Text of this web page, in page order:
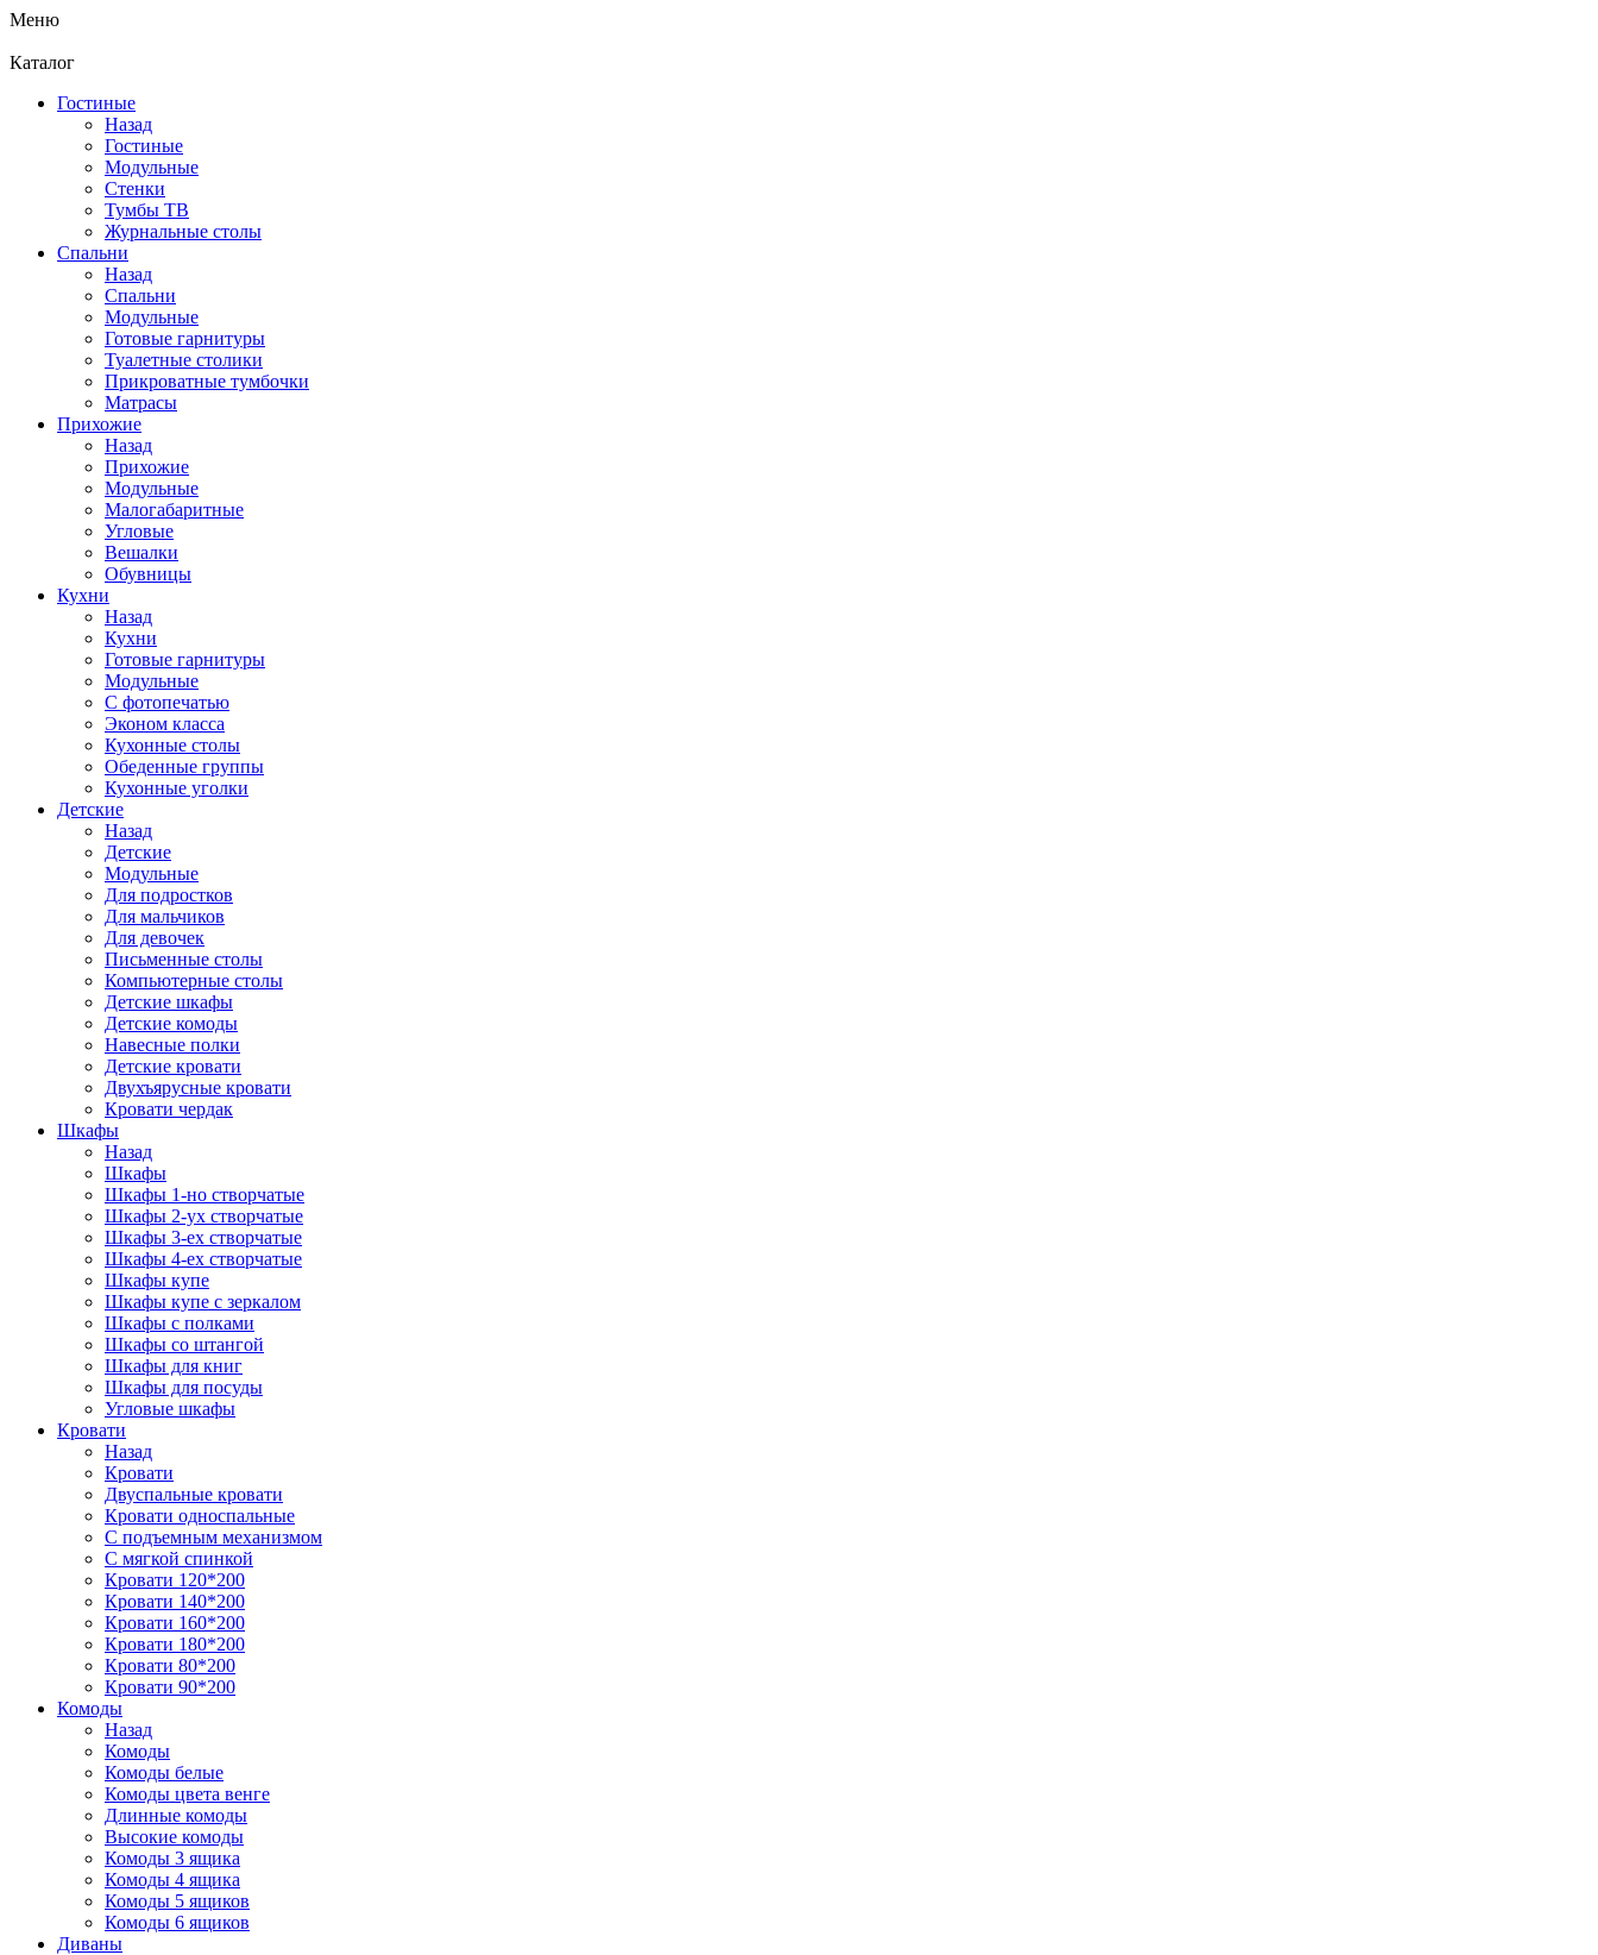
Меню
Каталог
Гостиные
Назад
Гостиные
Модульные
Стенки
Тумбы ТВ
Журнальные столы
Спальни
Назад
Спальни
Модульные
Готовые гарнитуры
Туалетные столики
Прикроватные тумбочки
Матрасы
Прихожие
Назад
Прихожие
Модульные
Малогабаритные
Угловые
Вешалки
Обувницы
Кухни
Назад
Кухни
Готовые гарнитуры
Модульные
С фотопечатью
Эконом класса
Кухонные столы
Обеденные группы
Кухонные уголки
Детские
Назад
Детские
Модульные
Для подростков
Для мальчиков
Для девочек
Письменные столы
Компьютерные столы
Детские шкафы
Детские комоды
Навесные полки
Детские кровати
Двухъярусные кровати
Кровати чердак
Шкафы
Назад
Шкафы
Шкафы 1-но створчатые
Шкафы 2-ух створчатые
Шкафы 3-ех створчатые
Шкафы 4-ех створчатые
Шкафы купе
Шкафы купе с зеркалом
Шкафы с полками
Шкафы со штангой
Шкафы для книг
Шкафы для посуды
Угловые шкафы
Кровати
Назад
Кровати
Двуспальные кровати
Кровати односпальные
С подъемным механизмом
С мягкой спинкой
Кровати 120*200
Кровати 140*200
Кровати 160*200
Кровати 180*200
Кровати 80*200
Кровати 90*200
Комоды
Назад
Комоды
Комоды белые
Комоды цвета венге
Длинные комоды
Высокие комоды
Комоды 3 ящика
Комоды 4 ящика
Комоды 5 ящиков
Комоды 6 ящиков
Диваны